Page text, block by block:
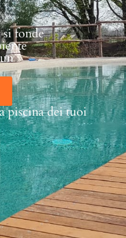
si fonde
piscina dei tuoi